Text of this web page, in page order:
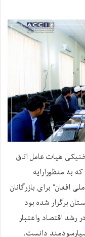
هیات عامل اتاق
به منظورارایه
برای بازرگانان
برگزار شده بود
اقتصاد واعتبار
دانست.